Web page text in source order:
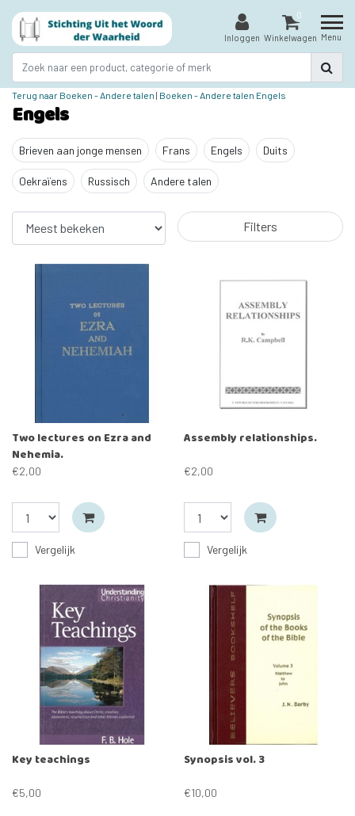
Inloggen
0
Winkelwagen Menu
Terug naar Boeken - Andere talen | Boeken - Andere talen Engels
Engels
Brieven aan jonge mensen Frans Engels Duits
Oekraïens Russisch Andere talen
Filters
Two lectures on Ezra and
Nehemia.
€2,00
Vergelijk
Assembly relationships.
€2,00
Vergelijk
Key teachings
€5,00
Synopsis vol. 3
€10,00